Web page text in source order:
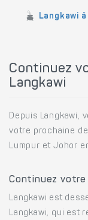
Langkawi
Continuez
Langkawi
Depuis Langkawi,
votre prochaine
Lumpur et Johor
Continuez votre
Langkawi est
Langkawi, qui est